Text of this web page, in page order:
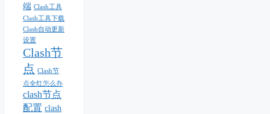
端 Clash工具
Clash工具下载
Clash自动更新
设置
Clash节
点 Clash节
点全红怎么办
clash节点
配置 clash